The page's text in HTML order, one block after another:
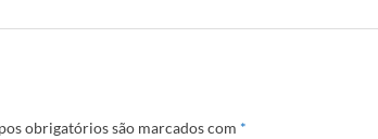
obrigatórios são marcados com *